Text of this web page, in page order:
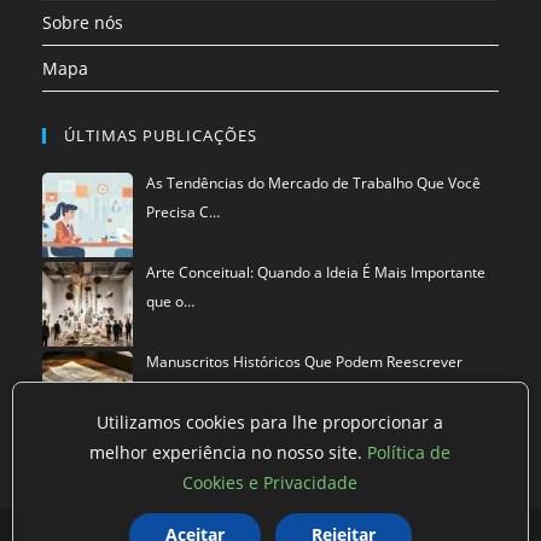
Sobre nós
Mapa
ÚLTIMAS PUBLICAÇÕES
As Tendências do Mercado de Trabalho Que Você
Precisa C…
Arte Conceitual: Quando a Ideia É Mais Importante
que o…
Manuscritos Históricos Que Podem Reescrever
Política de privacidade Termos de Uso Exclusão de Dados
Utilizamos cookies para lhe proporcionar a
melhor experiência no nosso site. Política de
Cookies e Privacidade
Aceitar Rejeitar